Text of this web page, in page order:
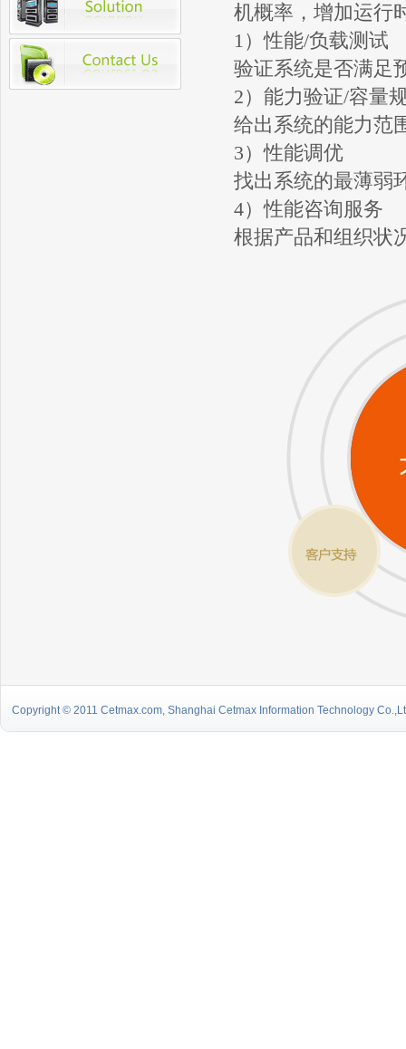
机概率，增加运行
1）性能/负载测试
验证系统是否满足
2）能力验证/容量
给出系统的能力范
3）性能调优
找出系统的最薄弱
4）性能咨询服务
根据产品和组织状
Copyright © 2011 Cetmax.com, Shanghai Cetmax Information Technology